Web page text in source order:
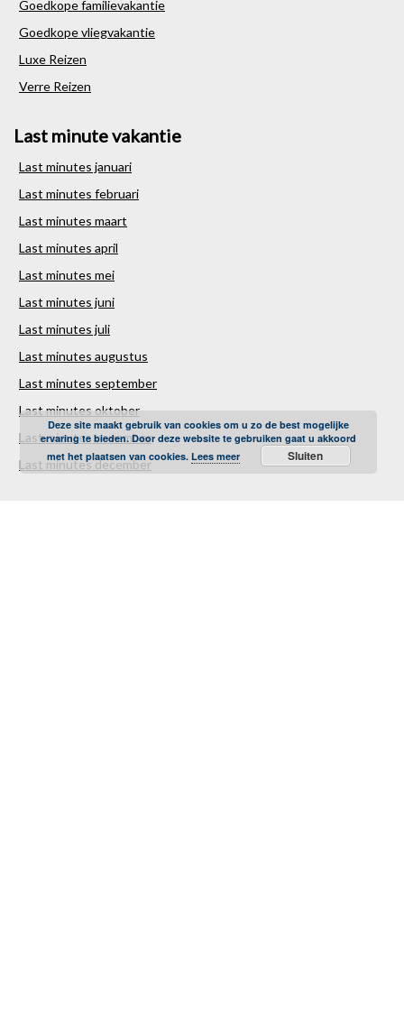
Goedkope familievakantie
Goedkope vliegvakantie
Luxe Reizen
Verre Reizen
Last minute vakantie
Last minutes januari
Last minutes februari
Last minutes maart
Last minutes april
Last minutes mei
Last minutes juni
Last minutes juli
Last minutes augustus
Last minutes september
Last minutes oktober
Last minutes november
Last minutes december
Deze site maakt gebruik van cookies om u zo de best mogelijke
ervaring te bieden. Door deze website te gebruiken gaat u akkoord
met het plaatsen van cookies. Lees meer Sluiten